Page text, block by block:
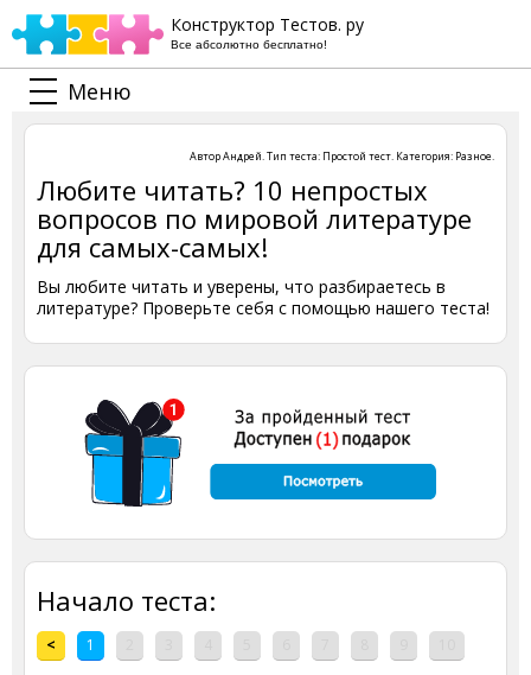
Конструктор Тестов. ру
Все абсолютно бесплатно!
Меню
АвторАндрей. Тип теста: Простой тест. Категория: Разное.
Любите читать? 10 непростых
вопросов по мировой литературе
для самых-самых!
Вы любите читать и уверены, что разбираетесь в
литературе? Проверьте себя с помощью нашего теста!
Начало теста:
< 1